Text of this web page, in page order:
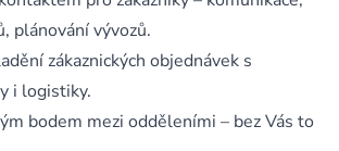
plánování vývozů.
zákaznických objednávek s
i logistiky.
bodem mezi odděleními – bez Vás to